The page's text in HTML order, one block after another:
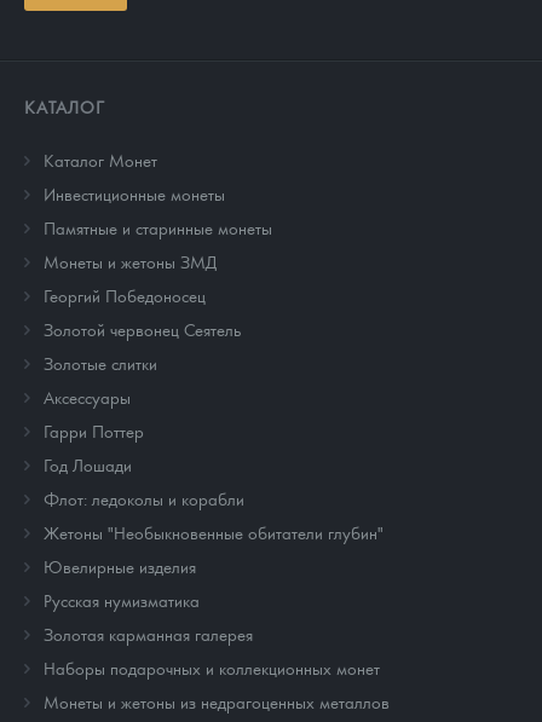
КАТАЛОГ
Каталог Монет
Инвестиционные монеты
Памятные и старинные монеты
Монеты и жетоны ЗМД
Георгий Победоносец
Золотой червонец Сеятель
Золотые слитки
Аксессуары
Гарри Поттер
Год Лошади
Флот: ледоколы и корабли
Жетоны "Необыкновенные обитатели глубин"
Ювелирные изделия
Русская нумизматика
Золотая карманная галерея
Наборы подарочных и коллекционных монет
Монеты и жетоны из недрагоценных металлов